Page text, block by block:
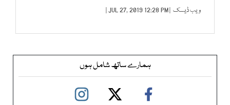
ویب ڈیسک | JUL 27, 2019 12:28 PM |
ہمارے ساتھ شامل ہوں